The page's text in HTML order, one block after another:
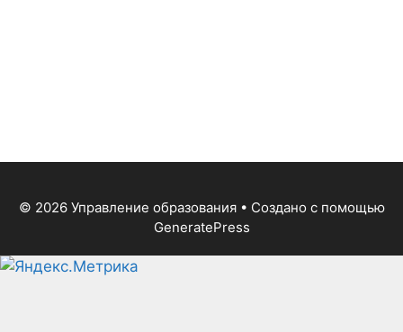
© 2026 Управление образования• Создано с помощью
GeneratePress